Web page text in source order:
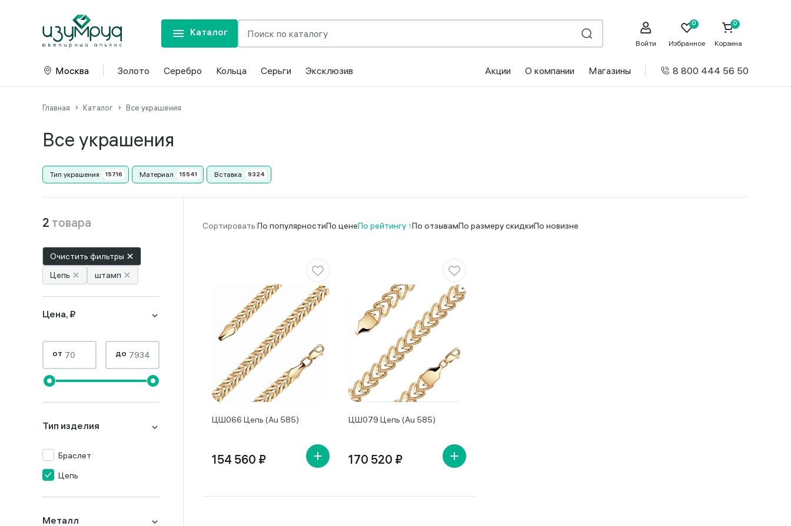
Каталог
Войти Избранное Корзина
Москва Золото Серебро Кольца Серьги Эксклюзив Акции О компании Магазины 8 800 444 56 50
Главная Каталог Все украшения
Все украшения
Тип украшения Материал Вставка
2 товара
Очистить фильтры
Цепь
штамп
Цена, ₽
от до
Тип изделия
Браслет
Цепь
Металл
По популярностиПо ценеПо рейтингу По отзывамПо размеру скидкиПо новизне
ЦШ066 Цепь (Au 585)
154 560 ₽
ЦШ079 Цепь (Au 585)
170 520 ₽